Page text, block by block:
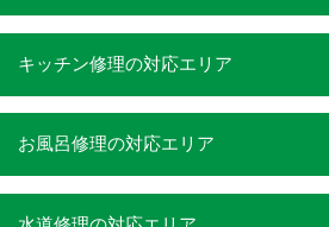
キッチン修理の対応エリア
お風呂修理の対応エリア